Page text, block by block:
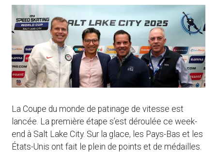
La Coupe du monde de patinage de vitesse est
lancée. La première étape s’est déroulée ce week-
end à Salt Lake City. Sur la glace, les Pays-Bas et les
États-Unis ont fait le plein de points et de médailles.